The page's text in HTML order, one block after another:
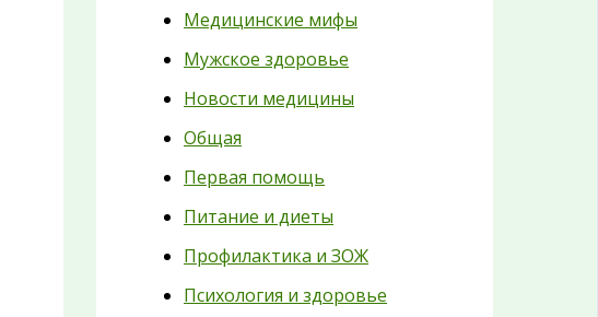
Медицинские мифы
Мужское здоровье
Новости медицины
Общая
Первая помощь
Питание и диеты
Профилактика и ЗОЖ
Психология и здоровье